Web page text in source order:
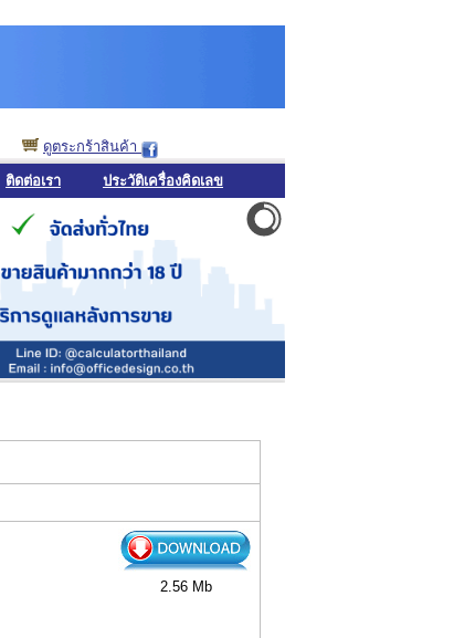
ดูตระกร้าสินค้า
ติดต่อเรา ประวัติเครื่องคิดเลข
2.56 Mb